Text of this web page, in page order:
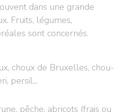
dans une grande
Fruits, légumes,
sont concernés.
choux de Bruxelles, chou-
persil...
pêche, abricots (frais ou